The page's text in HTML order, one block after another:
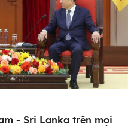
- Sri Lanka trên mọi